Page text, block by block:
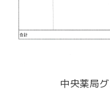
中央薬局